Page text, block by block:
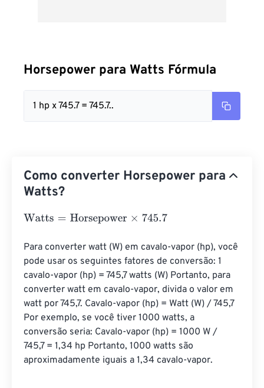
Horsepower para Watts Fórmula
1 hp x 745.7 = 745.7..
Como converter Horsepower para
Watts?
Watts= Horsepower×745.7
Para converter watt (W) em cavalo-vapor (hp), você
pode usar os seguintes fatores de conversão: 1
cavalo-vapor (hp) = 745,7 watts (W) Portanto, para
converter watt em cavalo-vapor, divida o valor em
watt por 745,7. Cavalo-vapor (hp) = Watt (W) / 745,7
Por exemplo, se você tiver 1000 watts, a
conversão seria: Cavalo-vapor (hp) = 1000 W /
745,7 = 1,34 hp Portanto, 1000 watts são
aproximadamente iguais a 1,34 cavalo-vapor.